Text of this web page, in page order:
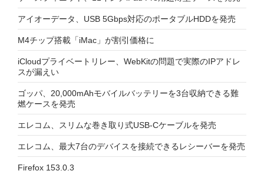
アイオーデータ、USB 5Gbps対応のポータブルHDDを発売
M4チップ搭載「iMac」が割引価格に
iCloudプライベートリレー、WebKitの問題で実際のIPアドレ
スが漏えい
ゴッパ、20,000mAhモバイルバッテリーを3台収納できる難
燃ケースを発売
エレコム、スリムな巻き取り式USB-Cケーブルを発売
エレコム、最大7台のデバイスを接続できるレシーバーを発売
Firefox 153.0.3